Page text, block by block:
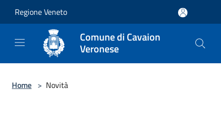
Regione Veneto
Comune di Cavaion
Veronese
Home > Novità